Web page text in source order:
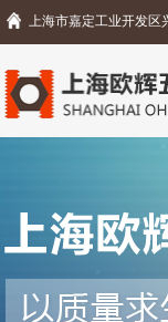
上海市嘉定工业开发